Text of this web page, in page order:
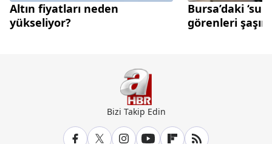
Altın fiyatları neden
yükseliyor?
Bursa’daki
görenleri
Bizi Takip Edin